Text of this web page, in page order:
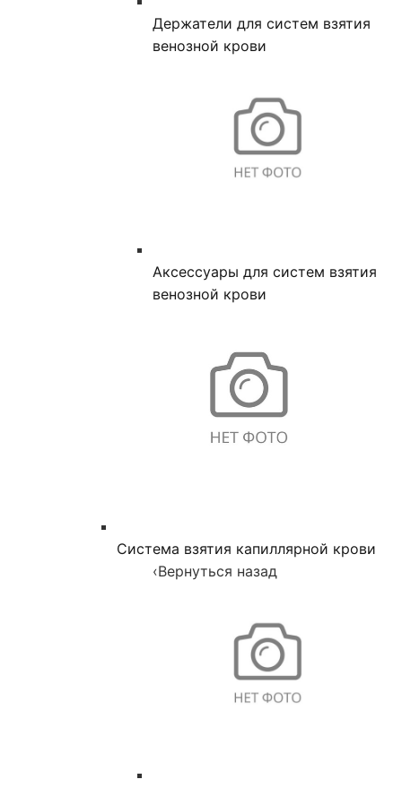
Держатели для систем взятия
венозной крови
Аксессуары для систем взятия
венозной крови
Система взятия капиллярной крови
‹Вернуться назад